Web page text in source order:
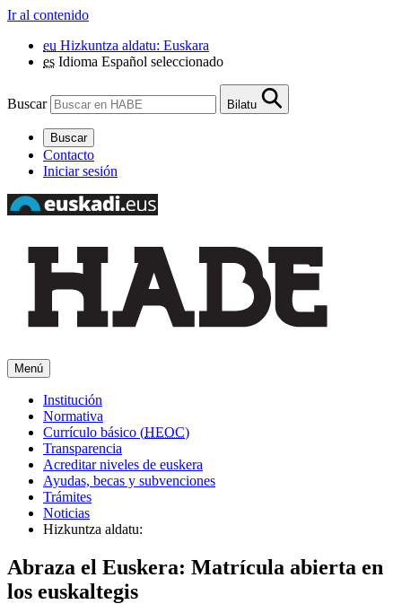
Ir al contenido
eu Hizkuntza aldatu: Euskara
es Idioma Español seleccionado
Buscar Bilatu
Buscar
Contacto
Iniciar sesión
Menú
Institución
Normativa
Currículo básico (HEOC)
Transparencia
Acreditar niveles de euskera
Ayudas, becas y subvenciones
Trámites
Noticias
Hizkuntza aldatu:
Abraza el Euskera: Matrícula abierta en
los euskaltegis